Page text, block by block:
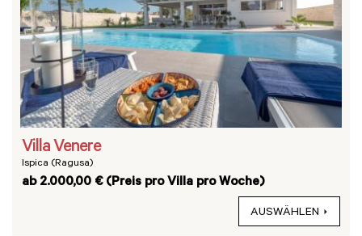
Villa Venere
Ispica (Ragusa)
ab 2.000,00 € (Preis pro Villa pro Woche)
AUSWÄHLEN